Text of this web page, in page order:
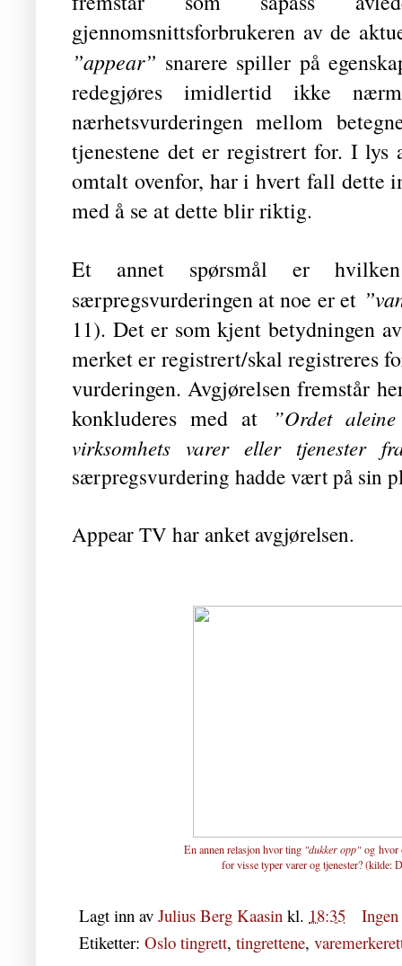
gjennomsnittsforbrukeren av de
”appear” snarere spiller på
redegjøres imidlertid ikke
nærhetsvurderingen mellom
tjenestene det er registrert for. I lys
omtalt ovenfor, har i hvert fall dette
med å se at dette blir riktig.
Et annet spørsmål er
særpregsvurderingen at noe er et
11). Det er som kjent betydningen
merket er registrert/skal registreres
vurderingen. Avgjørelsen fremstår
konkluderes med at
”Ordet
virksomhets varer eller tjenester
særpregsvurdering hadde vært på sin
Appear TV har anket avgjørelsen.
En annen relasjon hvor ting "dukker opp"og hvor
for visse typer varer og tjenester? (kilde:
Lagt inn av Julius Berg Kaasin kl. 18:35
Etiketter: Oslo tingrett, tingrettene,